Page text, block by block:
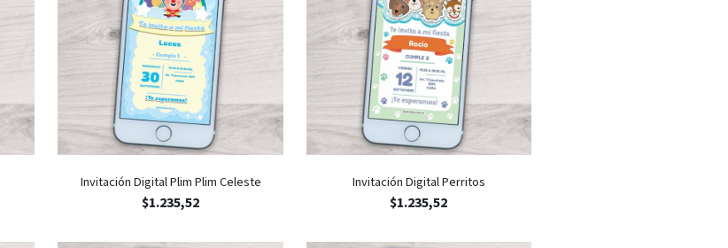
Invitación Digital Plim Plim Celeste
$1.235,52
Invitación Digital Perritos
$1.235,52